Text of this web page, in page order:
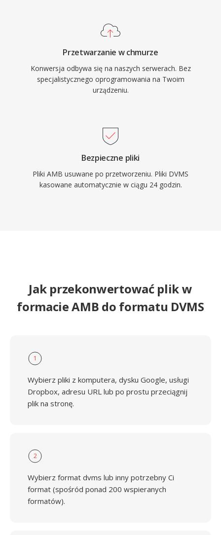
Przetwarzanie w chmurze
Konwersja odbywa się na naszych serwerach. Bez
specjalistycznego oprogramowania na Twoim
urządzeniu.
Bezpieczne pliki
Pliki AMB usuwane po przetworzeniu. Pliki DVMS
kasowane automatycznie w ciągu 24 godzin.
Jak przekonwertować plik w
formacie AMB do formatu DVMS
1
Wybierz pliki z komputera, dysku Google, usługi
Dropbox, adresu URL lub po prostu przeciągnij
plik na stronę.
2
Wybierz format dvms lub inny potrzebny Ci
format (spośród ponad 200 wspieranych
formatów).